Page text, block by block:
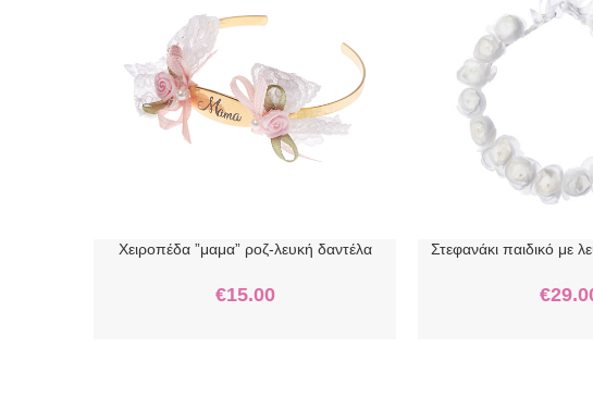
Χειροπέδα ”μαμα” ροζ-λευκή δαντέλα
€15.00
Στεφανάκι παιδικό με
€